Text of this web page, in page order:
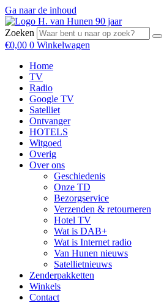
Ga naar de inhoud
Zoeken
€0,00 0 Winkelwagen
Home
TV
Radio
Google TV
Satelliet
Ontvanger
HOTELS
Witgoed
Overig
Over ons
Geschiedenis
Onze TD
Bezorgservice
Verzenden & retourneren
Hotel TV
Wat is DAB+
Wat is Internet radio
Van Hunen nieuws
Satellietnieuws
Zenderpakketten
Winkels
Contact